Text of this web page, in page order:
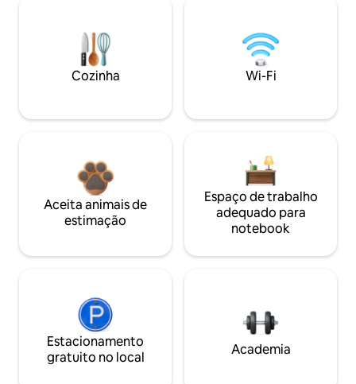
Cozinha Wi-Fi
Aceita animais de
estimação
Espaço de trabalho
adequado para
notebook
Estacionamento
gratuito no local
Academia